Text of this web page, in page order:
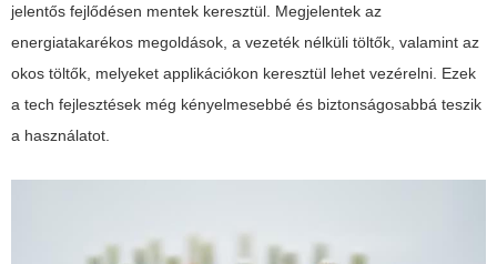
jelentős fejlődésen mentek keresztül. Megjelentek az
energiatakarékos megoldások, a vezeték nélküli töltők, valamint az
okos töltők, melyeket applikációkon keresztül lehet vezérelni. Ezek
a tech fejlesztések még kényelmesebbé és biztonságosabbá teszik
a használatot.